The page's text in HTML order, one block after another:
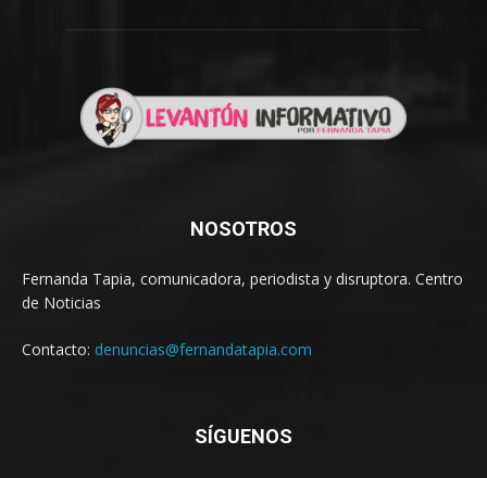
NOSOTROS
Fernanda Tapia, comunicadora, periodista y disruptora. Centro
de Noticias
Contacto: denuncias@fernandatapia.com
SÍGUENOS